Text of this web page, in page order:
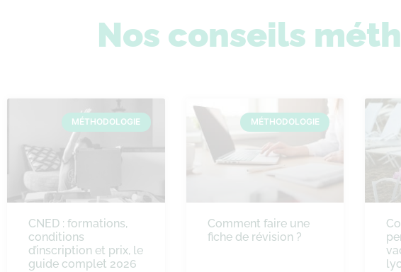
Nos conseils
MÉTHODOLOGIE
CNED : formations,
conditions
d’inscription et prix, le
guide complet 2026
MÉTHODOLOGIE
Comment faire une
fiche de révision ?